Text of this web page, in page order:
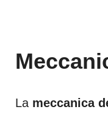
La meccanica